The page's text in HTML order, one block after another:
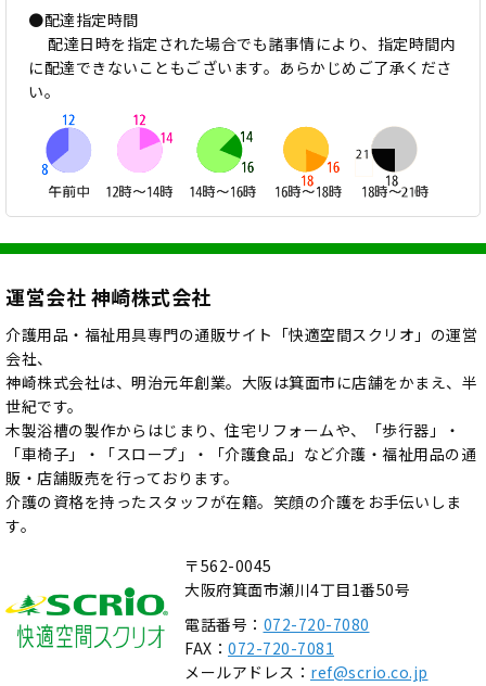
●配達指定時間
配達日時を指定された場合でも諸事情により、指定時間内
に配達できないこともございます。あらかじめご了承くださ
い。
運営会社 神崎株式会社
介護用品・福祉用具専門の通販サイト「快適空間スクリオ」の運営
会社、
神崎株式会社は、明治元年創業。大阪は箕面市に店舗をかまえ、半
世紀です。
木製浴槽の製作からはじまり、住宅リフォームや、「歩行器」・
「車椅子」・「スロープ」・「介護食品」など介護・福祉用品の通
販・店舗販売を行っております。
介護の資格を持ったスタッフが在籍。笑顔の介護をお手伝いしま
す。
〒562-0045
大阪府箕面市瀬川4丁目1番50号
電話番号： 072-720-7080
FAX： 072-720-7081
メールアドレス： ref@scrio.co.jp